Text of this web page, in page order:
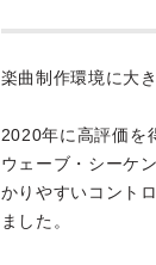
楽曲制作環境に大
2020年に高評価を
ウェーブ・シーケ
かりやすいコント
ました。